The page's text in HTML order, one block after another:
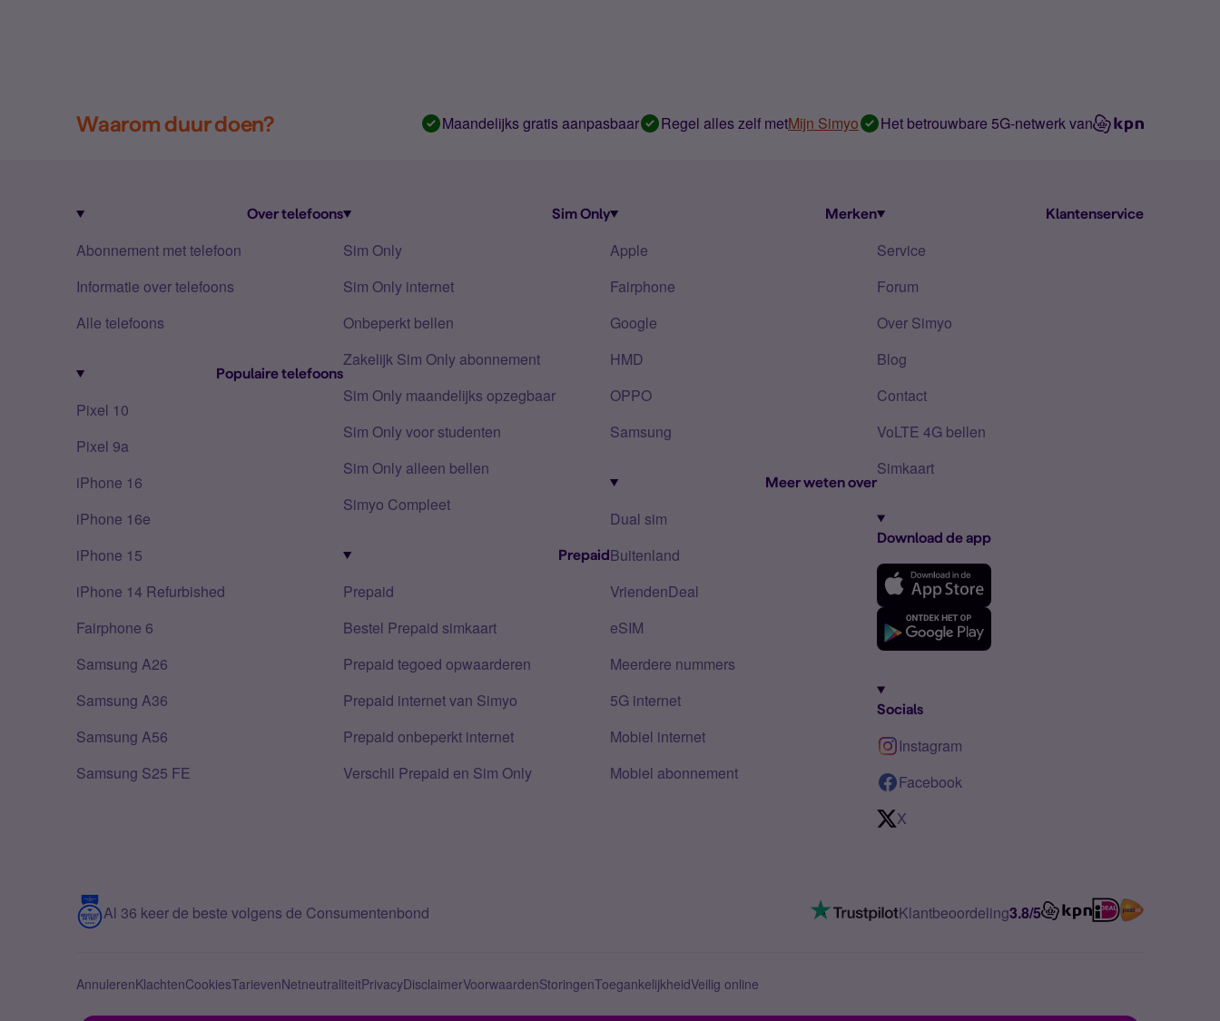
Waarom duur doen? Maandelijks gratis aanpasbaar Regel alles zelf metMijn Simyo Het betrouwbare 5G-netwerk van
Over telefoons
Abonnement met telefoon
Informatie over telefoons
Alle telefoons
Populaire telefoons
Pixel 10
Pixel 9a
iPhone 16
iPhone 16e
iPhone 15
iPhone 14 Refurbished
Fairphone 6
Samsung A26
Samsung A36
Samsung A56
Samsung S25 FE
Sim Only
Sim Only
Sim Only internet
Onbeperkt bellen
Zakelijk Sim Only abonnement
Sim Only maandelijks opzegbaar
Sim Only voor studenten
Sim Only alleen bellen
Simyo Compleet
Prepaid
Prepaid
Bestel Prepaid simkaart
Prepaid tegoed opwaarderen
Prepaid internet van Simyo
Prepaid onbeperkt internet
Verschil Prepaid en Sim Only
Merken
Apple
Fairphone
Google
HMD
OPPO
Samsung
Meer weten over
Dual sim
Buitenland
VriendenDeal
eSIM
Meerdere nummers
5G internet
Mobiel internet
Mobiel abonnement
Klantenservice
Service
Forum
Over Simyo
Blog
Contact
VoLTE 4G bellen
Simkaart
Download de app
Socials
Instagram
Facebook
X
Al 36 keer de beste volgens de Consumentenbond Klantbeoordeling3.8/5
AnnulerenKlachtenCookiesTarievenNetneutraliteitPrivacyDisclaimerVoorwaardenStoringenToegankelijkheidVeilig online